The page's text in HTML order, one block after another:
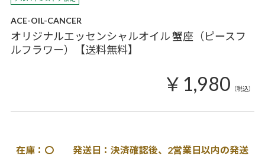
ACE-OIL-CANCER
オリジナルエッセンシャルオイル 蟹座（ピースフ
ルフラワー）【送料無料】
￥1,980 （税込）
在庫：〇 発送日：決済確認後、2営業日以内の発送